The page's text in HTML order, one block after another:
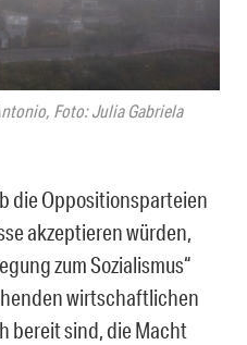
Foto: Julia Gabriela
die Oppositionsparteien
akzeptieren würden,
zum Sozialismus“
wirtschaftlichen
bereit sind, die Macht